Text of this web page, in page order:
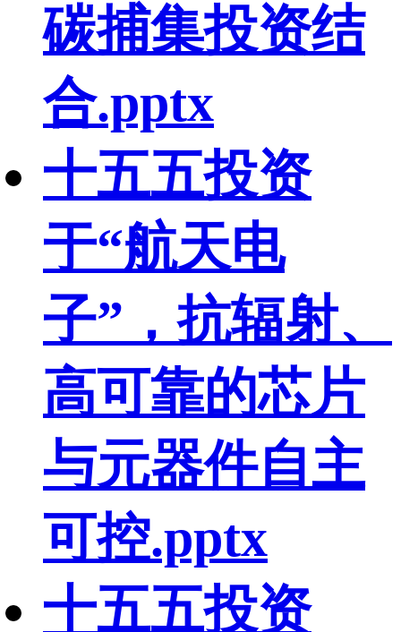
碳捕集投资结
合.pptx
十五五投资
于“航天电
子”，抗辐射、
高可靠的芯片
与元器件自主
可控.pptx
十五五投资